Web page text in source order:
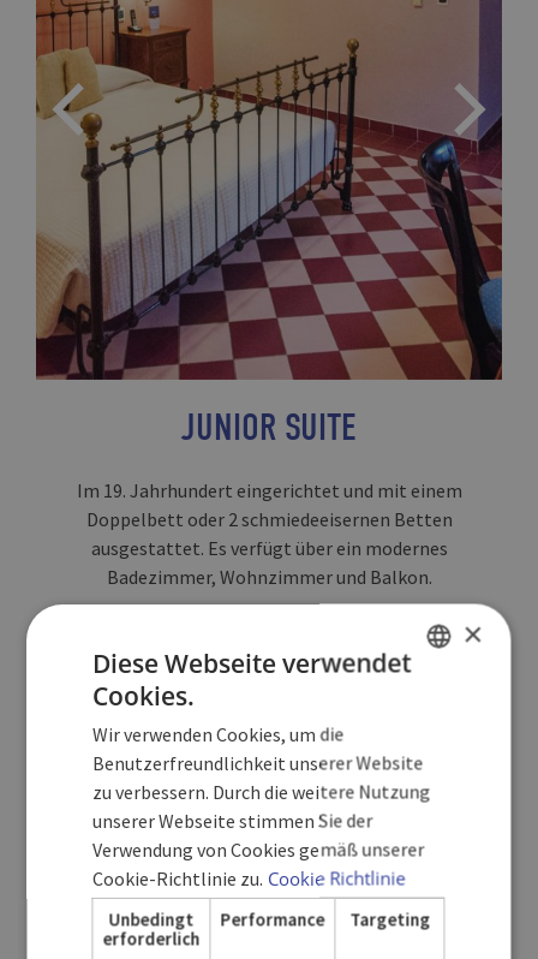
JUNIOR SUITE
Im 19. Jahrhundert eingerichtet und mit einem
Doppelbett oder 2 schmiedeeisernen Betten
ausgestattet. Es verfügt über ein modernes
Badezimmer, Wohnzimmer und Balkon.
VERFÜGBARKEIT PRÜFEN GERMAN
×
Diese Webseite verwendet
Cookies.
Wir verwenden Cookies, um die
Benutzerfreundlichkeit unserer Website
zu verbessern. Durch die weitere Nutzung
unserer Webseite stimmen Sie der
Verwendung von Cookies gemäß unserer
Cookie-Richtlinie zu. Cookie Richtlinie
Unbedingt
erforderlich
Performance Targeting